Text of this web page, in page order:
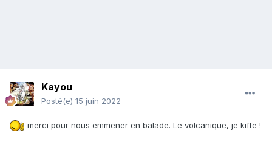
Kayou
Posté(e) 15 juin 2022
merci pour nous emmener en balade. Le volcanique, je kiffe !